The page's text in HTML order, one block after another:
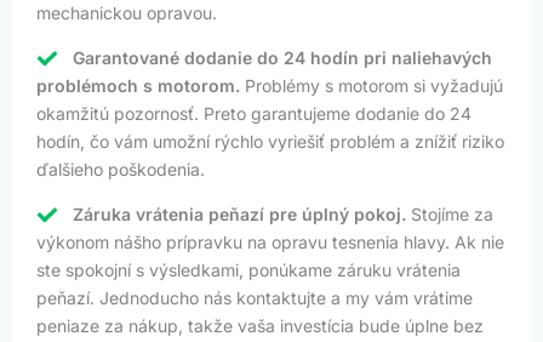
mechanickou opravou.
Garantované dodanie do 24 hodín pri naliehavých
problémoch s motorom. Problémy s motorom si vyžadujú
okamžitú pozornosť. Preto garantujeme dodanie do 24
hodín, čo vám umožní rýchlo vyriešiť problém a znížiť riziko
ďalšieho poškodenia.
Záruka vrátenia peňazí pre úplný pokoj. Stojíme za
výkonom nášho prípravku na opravu tesnenia hlavy. Ak nie
ste spokojní s výsledkami, ponúkame záruku vrátenia
peňazí. Jednoducho nás kontaktujte a my vám vrátime
peniaze za nákup, takže vaša investícia bude úplne bez